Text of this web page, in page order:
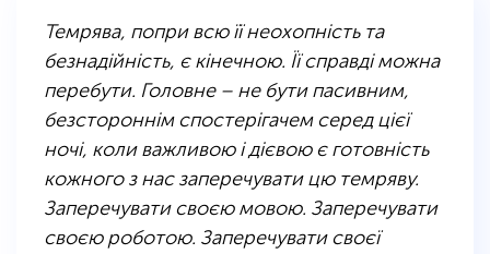
Темрява, попри всю її неохопність та
безнадійність, є кінечною. Її справді можна
перебути. Головне – не бути пасивним,
безстороннім спостерігачем серед цієї
ночі, коли важливою і дієвою є готовність
кожного з нас заперечувати цю темряву.
Заперечувати своєю мовою. Заперечувати
своєю роботою. Заперечувати своєї